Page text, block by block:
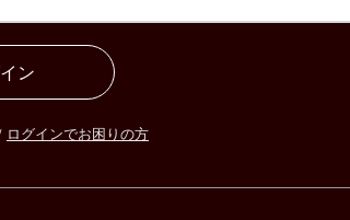
ン
ログインでお困りの方